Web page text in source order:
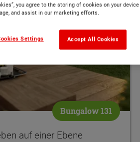
Bungalow 131
auf einer Ebene
you agree to the storing of cookies on your
and assist in our marketing efforts.
Accept All Cookies
Settings